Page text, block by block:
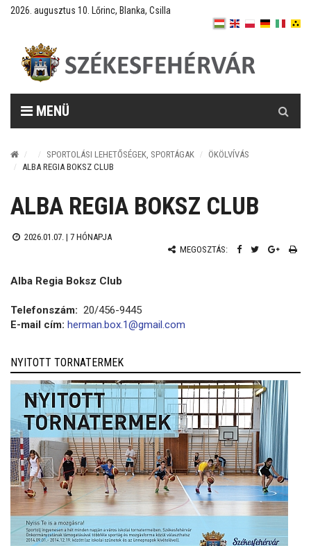
2026. augusztus 10. Lőrinc, Blanka, Csilla
MENÜ
SPORTOLÁSI LEHETŐSÉGEK, SPORTÁGAK
ÖKÖLVÍVÁS
ALBA REGIA BOKSZ CLUB
ALBA REGIA BOKSZ CLUB
2026.01.07. | 7 HÓNAPJA
MEGOSZTÁS:
Alba Regia Boksz Club
Telefonszám: 20/456-9445
E-mail cím: herman.box.1@gmail.com
NYITOTT TORNATERMEK